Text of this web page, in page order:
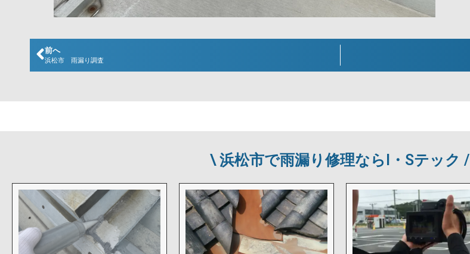
前へ
浜松市 雨漏り調査
\ 浜松市で雨漏り修理ならI・Sテック /